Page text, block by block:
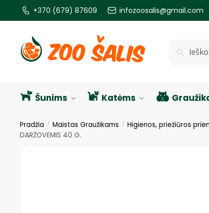
+370 (679) 87609 infozoosalis@gmail.com
Šunims Katėms
Pradžia / Maistas Graužikams / Higienos, priežiūros
DARŽOVĖMIS 40 G.